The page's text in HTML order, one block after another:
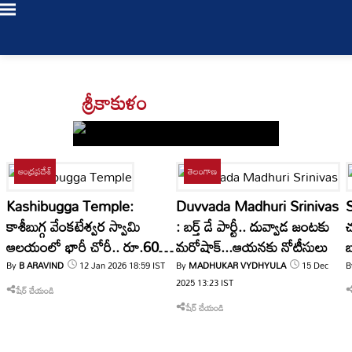
0
Bookmarks
My Profile
LIVE
TV
తాజా
శ్రీకాకుళం
ఆంధ్రప్రదేశ్
Kashibugga Temple:
కాశీబుగ్గ వేంకటేశ్వర స్వామి
ఆలయంలో భారీ చోరీ.. రూ.60
లక్షల విలువైన ఆభరణాలు
ఎత్తుకెళ్లిన దుండగులు
ByB ARAVIND 12 Jan 202618:59IST
షేర్ చేయండి
తెలంగాణ
Duvvada Madhuri Srinivas
: బర్త్ డే పార్టీ.. దువ్వాడ జంటకు
మరోషాక్‌...ఆయనకు నోటీసులు
ByMADHUKAR VYDHYULA
15 Dec
202513:23IST
షేర్ చేయండి